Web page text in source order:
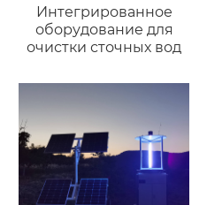
Интегрированное
оборудование для
очистки сточных вод